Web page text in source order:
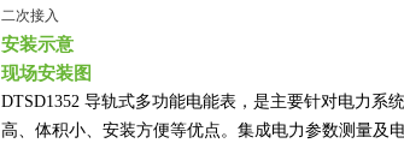
二次接入
安装示意
现场安装图
DTSD1352 导轨式多功能电能表，是主要针对电力系
高、体积小、安装方便等优点。集成电力参数测量及